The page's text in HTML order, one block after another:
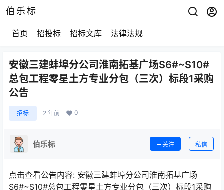
伯乐标
首页 招投标 招标文库 法律法规
安徽三建蚌埠分公司淮南拓基广场S6#~S10#
总包工程零星土方专业分包（三次）标段1采购
公告
招标 2 年前 0
伯乐标 关注 私信
点击查看公告内容: 安徽三建蚌埠分公司淮南拓基广场
S6#~S10#总包工程零星土方专业分包（三次）标段1采购